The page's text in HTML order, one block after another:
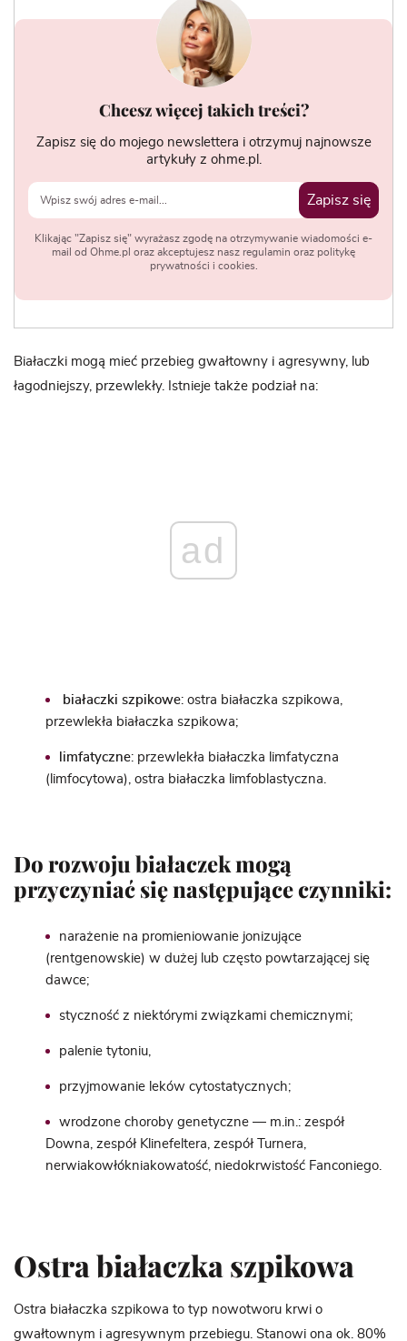
Chcesz więcej takich treści?
Zapisz się do mojego newslettera i otrzymuj najnowsze
artykuły z ohme.pl.
Zapisz się
Klikając "Zapisz się" wyrażasz zgodę na otrzymywanie wiadomości e-
mail od Ohme.pl oraz akceptujesz nasz regulamin oraz politykę
prywatności i cookies.
Białaczki mogą mieć przebieg gwałtowny i agresywny, lub
łagodniejszy, przewlekły. Istnieje także podział na:
ad
białaczki szpikowe: ostra białaczka szpikowa,
przewlekła białaczka szpikowa;
limfatyczne: przewlekła białaczka limfatyczna
(limfocytowa), ostra białaczka limfoblastyczna
Do rozwoju białaczek mogą
przyczyniać się następujące czynniki:
narażenie na promieniowanie jonizujące
(rentgenowskie) w dużej lub często powtarzającej się
dawce;
styczność z niektórymi związkami chemicznymi;
palenie tytoniu,
przyjmowanie leków cytostatycznych;
wrodzone choroby genetyczne — m.in.: zespół
Downa, zespół Klinefeltera, zespół Turnera,
nerwiakowłókniakowatość, niedokrwistość Fanconiego.
Ostra białaczka szpikowa
Ostra białaczka szpikowa to typ nowotworu krwi o
gwałtownym i agresywnym przebiegu. Stanowi ona ok. 80%